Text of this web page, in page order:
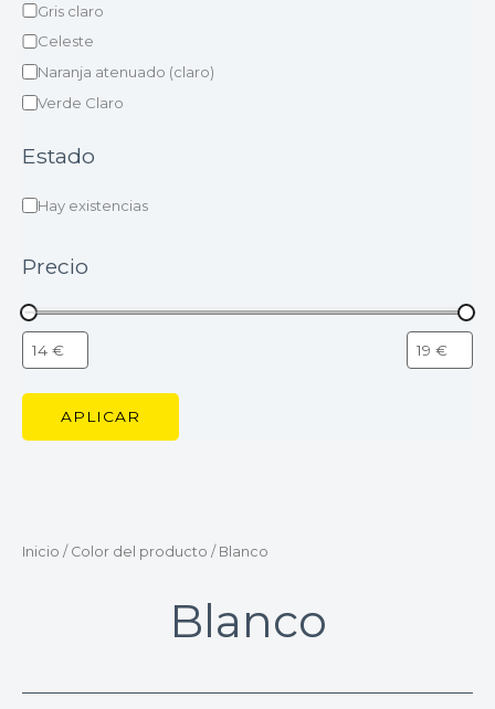
Gris claro
Celeste
Naranja atenuado (claro)
Verde Claro
Estado
Hay existencias
Precio
APLICAR
Inicio / Color del producto / Blanco
Blanco